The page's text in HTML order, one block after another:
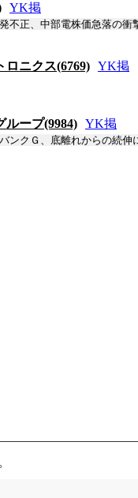
YK掲
不正、中部電株価急落の衝
ロニクス(6769) YK掲
ループ(9984) YK掲
ンクＧ、底離れからの続